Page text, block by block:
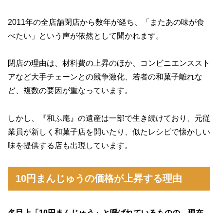
2011年の全店舗閉店から数年が経ち、「またあの味が食
べたい」という声が依然として聞かれます。
閉店の理由は、材料費の上昇のほか、コンビニエンススト
アなど大手チェーンとの競争激化、若者の和菓子離れな
ど、複数の要因が重なっています。
しかし、『和ふ庵』の遺産は一部で生き続けており、元従
業員が新しく和菓子店を開いたり、似たレシピで懐かしい
味を提供する店も出現しています。
10円まんじゅうの価格が上昇する理由